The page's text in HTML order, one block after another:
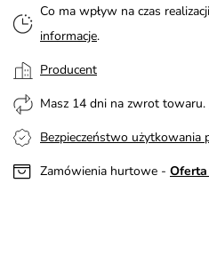
Co ma wpływ na czas
informacje.
Producent
Masz 14 dni na zwrot towaru.
Bezpieczeństwo użytkowania
Zamówienia hurtowe -